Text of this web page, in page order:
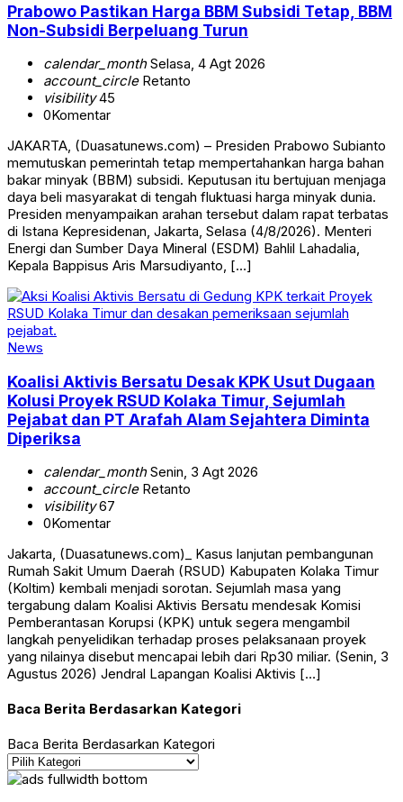
Prabowo Pastikan Harga BBM Subsidi Tetap, BBM
Non-Subsidi Berpeluang Turun
calendar_monthSelasa, 4 Agt 2026
account_circleRetanto
visibility45
0Komentar
JAKARTA, (Duasatunews.com) – Presiden Prabowo Subianto
memutuskan pemerintah tetap mempertahankan harga bahan
bakar minyak (BBM) subsidi. Keputusan itu bertujuan menjaga
daya beli masyarakat di tengah fluktuasi harga minyak dunia.
Presiden menyampaikan arahan tersebut dalam rapat terbatas
di Istana Kepresidenan, Jakarta, Selasa (4/8/2026). Menteri
Energi dan Sumber Daya Mineral (ESDM) Bahlil Lahadalia,
Kepala Bappisus Aris Marsudiyanto, […]
News
Koalisi Aktivis Bersatu Desak KPK Usut Dugaan
Kolusi Proyek RSUD Kolaka Timur, Sejumlah
Pejabat dan PT Arafah Alam Sejahtera Diminta
Diperiksa
calendar_monthSenin, 3 Agt 2026
account_circleRetanto
visibility67
0Komentar
Jakarta, (Duasatunews.com)_ Kasus lanjutan pembangunan
Rumah Sakit Umum Daerah (RSUD) Kabupaten Kolaka Timur
(Koltim) kembali menjadi sorotan. Sejumlah masa yang
tergabung dalam Koalisi Aktivis Bersatu mendesak Komisi
Pemberantasan Korupsi (KPK) untuk segera mengambil
langkah penyelidikan terhadap proses pelaksanaan proyek
yang nilainya disebut mencapai lebih dari Rp30 miliar. (Senin, 3
Agustus 2026) Jendral Lapangan Koalisi Aktivis […]
Baca Berita Berdasarkan Kategori
Baca Berita Berdasarkan Kategori